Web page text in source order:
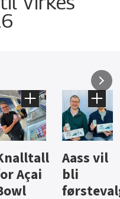
og
fra
Hard
iste fra
Hansa